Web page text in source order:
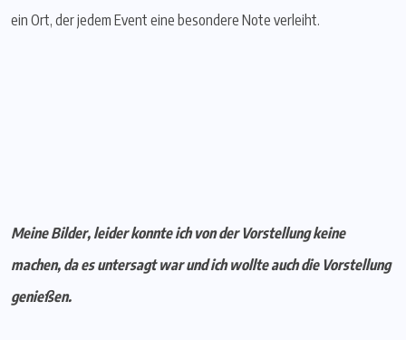
ein Ort, der jedem Event eine besondere Note verleiht.
Meine Bilder, leider konnte ich von der Vorstellung keine
machen, da es untersagt war und ich wollte auch die Vorstellung
genießen.